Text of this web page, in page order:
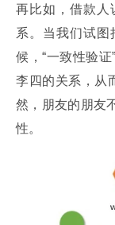
再比如，借款人
系。当我们试
候，“一致性验
李四的关系，从
然，朋友的朋友
性。